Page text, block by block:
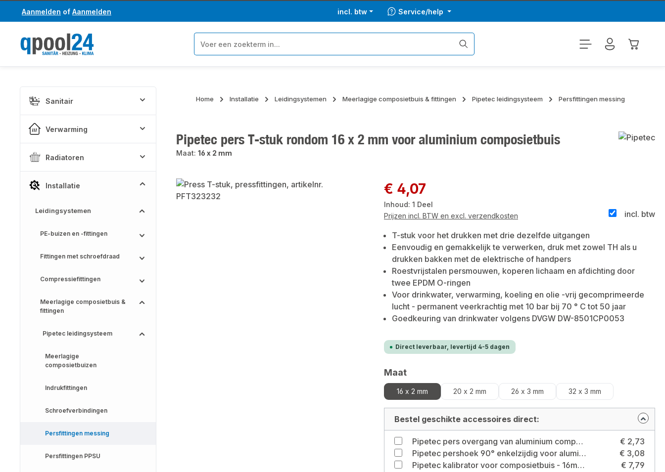
naar de hoofdinhoud
Ga naar de zoekopdracht
Aanmelden of Aanmelden incl. btw Service/help
Sanitair
Verwarming
Radiatoren
Installatie
Leidingsystemen
PE-buizen en -fittingen
Fittingen met schroefdraad
Compressiefittingen
Meerlagige composietbuis &
fittingen
Pipetec leidingsysteem
Meerlagige
composietbuizen
Indrukfittingen
Schroefverbindingen
Persfittingen messing
Persfittingen PPSU
Home Installatie Leidingsystemen Meerlagige composietbuis & fittingen Pipetec leidingsysteem Persfittingen messing
Pipetec pers T-stuk rondom 16 x 2 mm voor aluminium composietbuis
Maat: 16 x 2 mm
Afbeeldingengalerij overslaan Normale prijs:
€ 4,07
Inhoud: 1 Deel
incl. btw
Prijzen incl. BTW en excl. verzendkosten
T-stuk voor het drukken met drie dezelfde uitgangen
Eenvoudig en gemakkelijk te verwerken, druk met zowel TH als u
drukken bakken met de elektrische of handpers
Roestvrijstalen persmouwen, koperen lichaam en afdichting door
twee EPDM O-ringen
Voor drinkwater, verwarming, koeling en olie -vrij gecomprimeerde
lucht - permanent veerkrachtig met 10 bar bij 70 ° C tot 50 jaar
Goedkeuring van drinkwater volgens DVGW DW-8501CP0053
Direct leverbaar, levertijd 4-5 dagen
Selecteer
Maat
16 x 2 mm 20 x 2 mm 26 x 3 mm 32 x 3 mm
Bestel geschikte accessoires direct:
Pipetec pers overgang van aluminium composiet buis 16 x 2 mm naar 3/4" buitendraad Maat: 16 x 2 millimeter - 3/4 inch
€ 2,73
Pipetec pershoek 90° enkelzijdig voor aluminium composietbuis 16 x 2mm Maat: 90° 16 x 2 millimeter
€ 3,08
Pipetec kalibrator voor composietbuis - 16mm - 20mm - 26mm Maat: 16 mm - 20 mm - 26 mm
€ 7,79